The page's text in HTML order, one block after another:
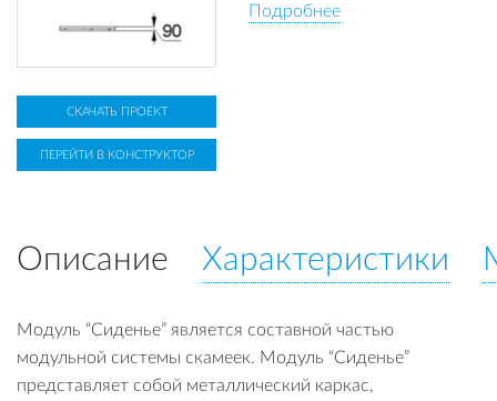
Подробнее
СКАЧАТЬ ПРОЕКТ
ПЕРЕЙТИ В КОНСТРУКТОР
Описание Характеристики
Модуль “Сиденье” является составной частью
модульной системы скамеек. Модуль “Сиденье”
представляет собой металлический каркас,